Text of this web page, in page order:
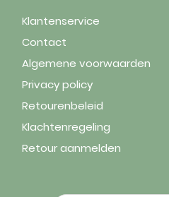
Klantenservice
Contact
Algemene voorwaarden
Privacy policy
Retourenbeleid
Klachtenregeling
Retour aanmelden